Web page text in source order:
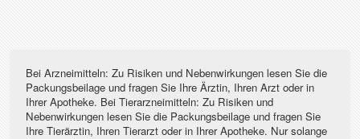
Bei Arzneimitteln: Zu Risiken und Nebenwirkungen lesen Sie die
Packungsbeilage und fragen Sie Ihre Ärztin, Ihren Arzt oder in
Ihrer Apotheke. Bei Tierarzneimitteln: Zu Risiken und
Nebenwirkungen lesen Sie die Packungsbeilage und fragen Sie
Ihre Tierärztin, Ihren Tierarzt oder in Ihrer Apotheke. Nur solange